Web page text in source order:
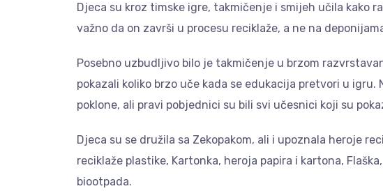
Djeca su kroz timske igre, takmičenje i smijeh učila kako
važno da on završi u procesu reciklaže, a ne na
Posebno uzbudljivo bilo je takmičenje u brzom
pokazali koliko brzo uče kada se edukacija pretvori u
poklone, ali pravi pobjednici su bili svi učesnici koji su
Djeca su se družila sa Zekopakom, ali i upoznala heroje
reciklaže plastike, Kartonka, heroja papira i kartona,
biootpada.